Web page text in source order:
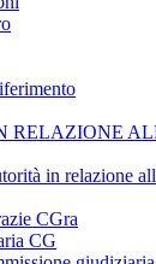
RELAZIONE
in relazione
CGra
CG